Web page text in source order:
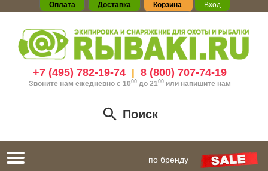
Оплата Доставка Корзина Вход
+7 (495) 782-19-74| 8 (800) 707-74-19
Звоните нам ежедневно с 1000до 21 00 или напишите нам
Поиск
Toggle
navigation
по бренду